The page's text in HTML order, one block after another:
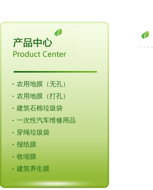
农用地膜（无孔）
农用地膜（打孔）
建筑石棉垃圾袋
一次性汽车维修用品
穿绳垃圾袋
报纸膜
收缩膜
建筑养生膜